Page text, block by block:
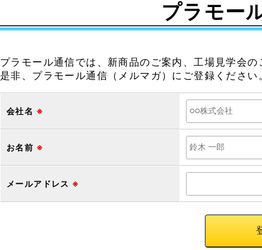
プラモー
プラモール通信では、新商品のご案内、工場見学会
是非、プラモール通信（メルマガ）にご登録ください
会社名 ※
お名前 ※
メールアドレス ※